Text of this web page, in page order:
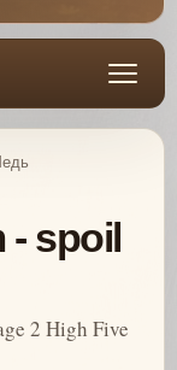
spoil
2 High Five